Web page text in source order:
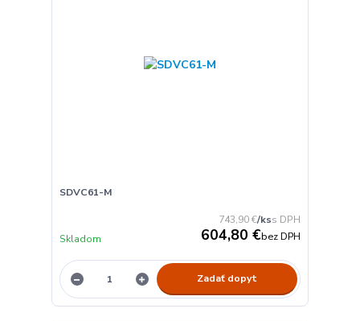
SDVC61-M
743,90 €/ks
604,80 €bez DPH
Skladom
Zadať dopyt